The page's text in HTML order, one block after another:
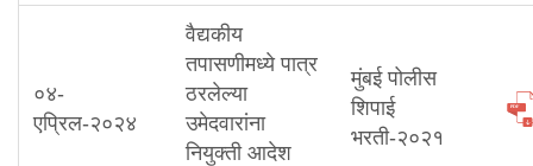
०४-
एप्रिल-२०२४
वैद्यकीय
तपासणीमध्ये पात्र
ठरलेल्या
उमेदवारांना
नियुक्ती आदेश
मुंबई पोलीस
शिपाई
भरती-२०२१